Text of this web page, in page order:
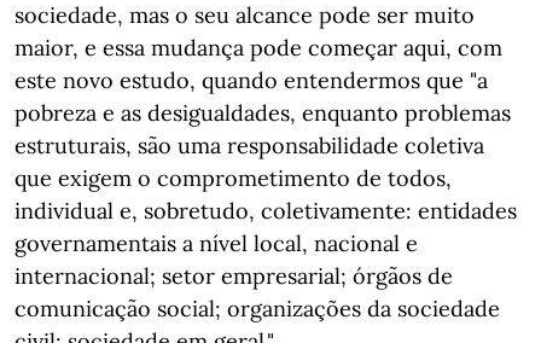
sociedade, mas o seu alcance pode ser muito
maior, e essa mudança pode começar aqui, com
este novo estudo, quando entendermos que "a
pobreza e as desigualdades, enquanto problemas
estruturais, são uma responsabilidade coletiva
que exigem o comprometimento de todos,
individual e, sobretudo, coletivamente: entidades
governamentais a nível local, nacional e
internacional; setor empresarial; órgãos de
comunicação social; organizações da sociedade